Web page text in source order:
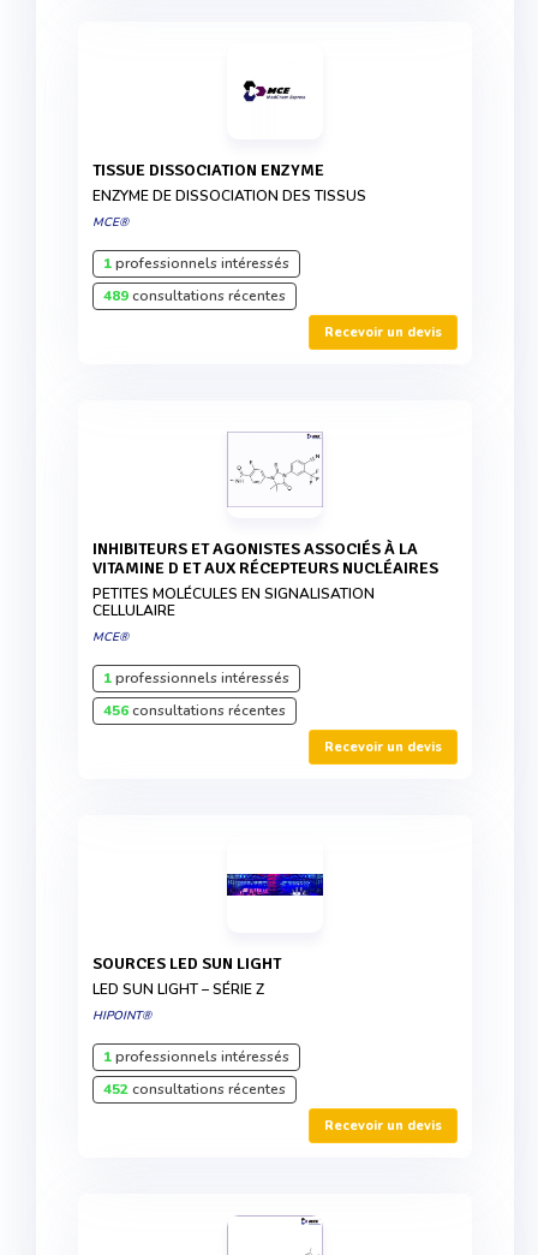
TISSUE DISSOCIATION ENZYME
ENZYME DE DISSOCIATION DES TISSUS
MCE®
1professionnels intéressés
489consultations récentes
Recevoir un devis
INHIBITEURS ET AGONISTES ASSOCIÉS À LA
VITAMINE D ET AUX RÉCEPTEURS NUCLÉAIRES
PETITES MOLÉCULES EN SIGNALISATION
CELLULAIRE
MCE®
1professionnels intéressés
456consultations récentes
Recevoir un devis
SOURCES LED SUN LIGHT
LED SUN LIGHT – SÉRIE Z
HIPOINT®
1professionnels intéressés
452consultations récentes
Recevoir un devis